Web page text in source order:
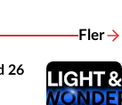
Fler
26